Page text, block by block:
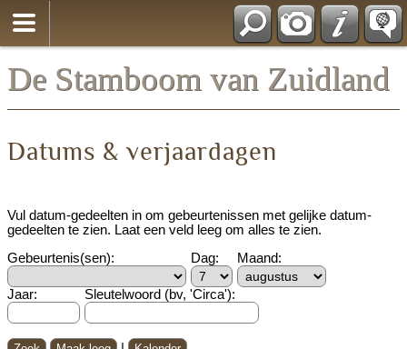
De Stamboom van Zuidland
Datums & verjaardagen
Vul datum-gedeelten in om gebeurtenissen met gelijke datum-
gedeelten te zien. Laat een veld leeg om alles te zien.
Gebeurtenis(sen):
Dag: Maand:
Jaar: Sleutelwoord (bv, 'Circa'):